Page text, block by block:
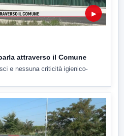
▶
attraverso il Comune
e nessuna criticità igienico-